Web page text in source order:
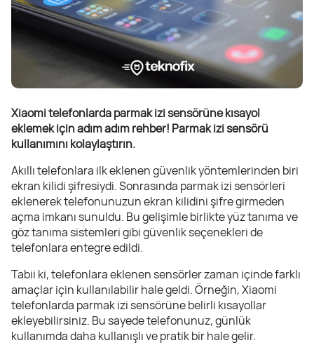
Xiaomi telefonlarda parmak izi sensörüne kısayol
eklemek için adım adım rehber! Parmak izi sensörü
kullanımını kolaylaştırın.
Akıllı telefonlara ilk eklenen güvenlik yöntemlerinden biri
ekran kilidi şifresiydi. Sonrasında parmak izi sensörleri
eklenerek telefonunuzun ekran kilidini şifre girmeden
açma imkanı sunuldu. Bu gelişimle birlikte yüz tanıma ve
göz tanıma sistemleri gibi güvenlik seçenekleri de
telefonlara entegre edildi.
Tabii ki, telefonlara eklenen sensörler zaman içinde farklı
amaçlar için kullanılabilir hale geldi. Örneğin, Xiaomi
telefonlarda parmak izi sensörüne belirli kısayollar
ekleyebilirsiniz. Bu sayede telefonunuz, günlük
kullanımda daha kullanışlı ve pratik bir hale gelir.